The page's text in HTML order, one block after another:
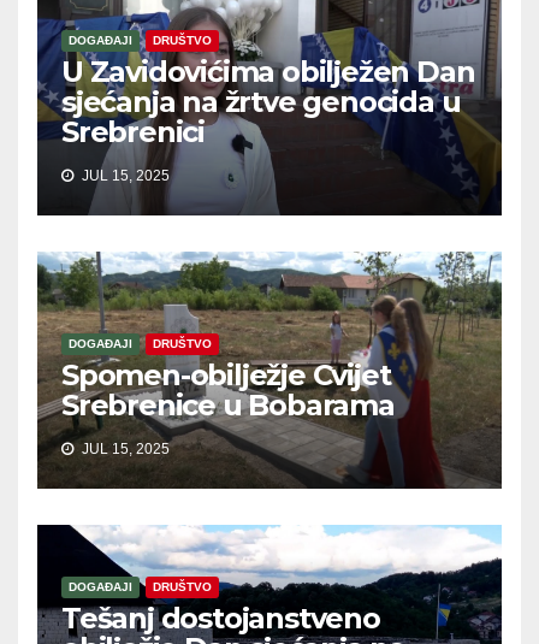
DOGAĐAJI DRUŠTVO
U Zavidovićima obilježen Dan
sjećanja na žrtve genocida u
Srebrenici
JUL 15, 2025
DOGAĐAJI DRUŠTVO
Spomen-obilježje Cvijet
Srebrenice u Bobarama
JUL 15, 2025
DOGAĐAJI DRUŠTVO
Tešanj dostojanstveno